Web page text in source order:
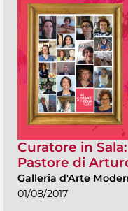
Curatore in
Pastore di
Galleria d'Arte
01/08/2017